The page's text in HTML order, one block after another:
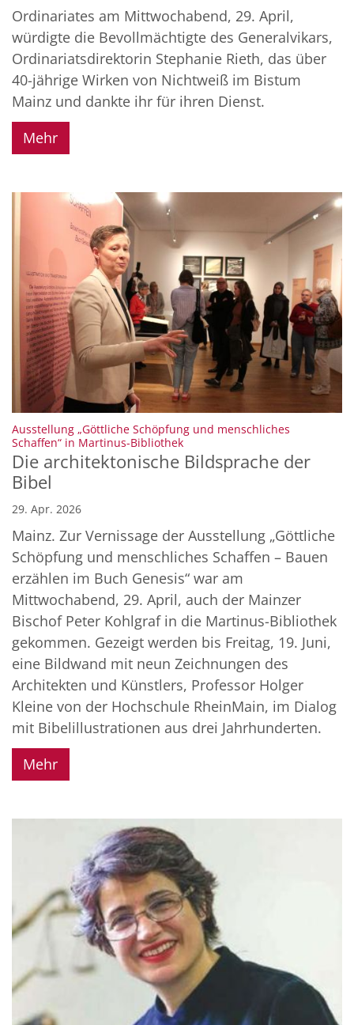
Ordinariates am Mittwochabend, 29. April,
würdigte die Bevollmächtigte des Generalvikars,
Ordinariatsdirektorin Stephanie Rieth, das über
40-jährige Wirken von Nichtweiß im Bistum
Mainz und dankte ihr für ihren Dienst.
Mehr
Ausstellung „Göttliche Schöpfung und menschliches
Schaffen“ in Martinus-Bibliothek:
Die architektonische Bildsprache der
Bibel
29. Apr. 2026
Mainz. Zur Vernissage der Ausstellung „Göttliche
Schöpfung und menschliches Schaffen – Bauen
erzählen im Buch Genesis“ war am
Mittwochabend, 29. April, auch der Mainzer
Bischof Peter Kohlgraf in die Martinus-Bibliothek
gekommen. Gezeigt werden bis Freitag, 19. Juni,
eine Bildwand mit neun Zeichnungen des
Architekten und Künstlers, Professor Holger
Kleine von der Hochschule RheinMain, im Dialog
mit Bibelillustrationen aus drei Jahrhunderten.
Mehr